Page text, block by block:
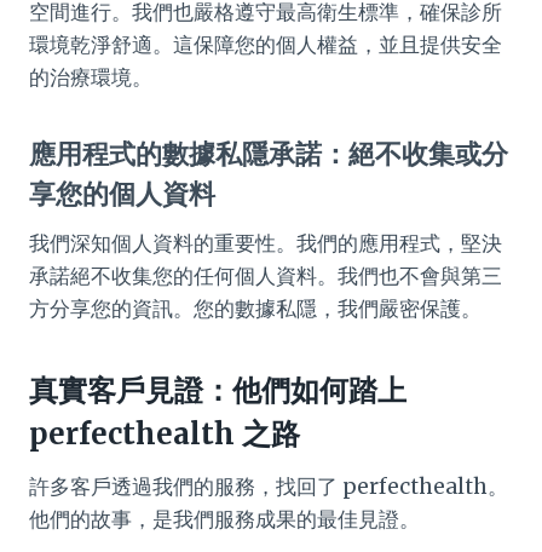
空間進行。我們也嚴格遵守最高衛生標準，確保診所
環境乾淨舒適。這保障您的個人權益，並且提供安全
的治療環境。
應用程式的數據私隱承諾：絕不收集或分
享您的個人資料
我們深知個人資料的重要性。我們的應用程式，堅決
承諾絕不收集您的任何個人資料。我們也不會與第三
方分享您的資訊。您的數據私隱，我們嚴密保護。
真實客戶見證：他們如何踏上
perfecthealth 之路
許多客戶透過我們的服務，找回了 perfecthealth。
他們的故事，是我們服務成果的最佳見證。